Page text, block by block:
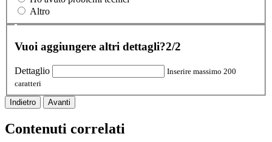
Altro
Vuoi aggiungere altri dettagli?2/2
Dettaglio
Inserire massimo 200
caratteri
Indietro Avanti
Contenuti correlati